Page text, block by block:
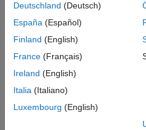
차트의 상태 확대하기
myModel이라는 Simulink 모
상태의 Stateflow 차트가 포함
open_system(
라는 이름의 상태를 찾습니
Deutschland (Deutsch)
España (Español)
Finland (English)
France (Français)
Ireland (English)
Italia (Italiano)
Luxembourg (English)